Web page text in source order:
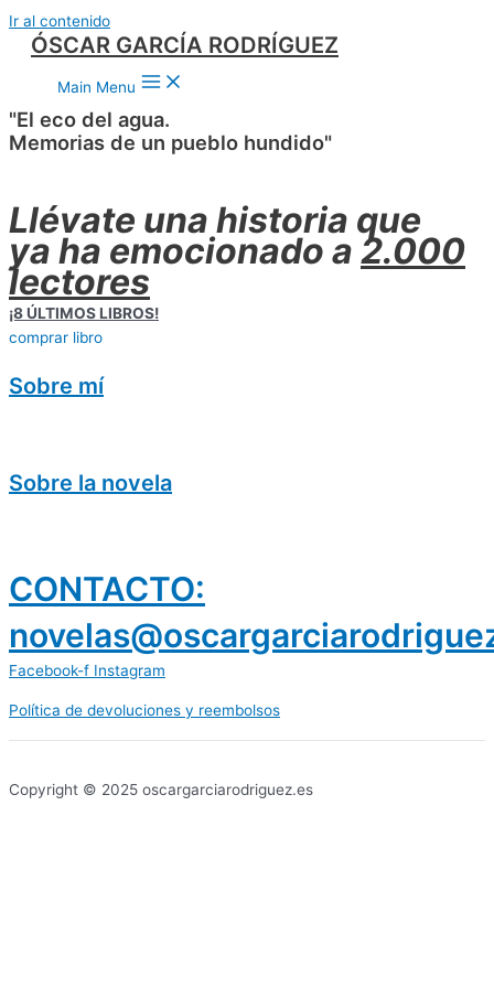
Ir al contenido
ÓSCAR GARCÍA RODRÍGUEZ
Main Menu
"El eco del agua.
Memorias de un pueblo hundido"
Llévate una historia que
ya ha emocionado a 2.000
lectores
¡8 ÚLTIMOS LIBROS!
comprar libro
Sobre mí
Sobre la novela
CONTACTO:
Facebook-f Instagram
Política de devoluciones y reembolsos
Copyright © 2025 oscargarciarodriguez.es